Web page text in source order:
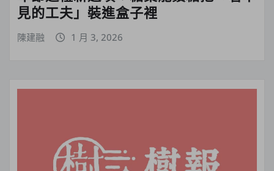
見的工夫」裝進盒子裡
陳建融 1 月 3, 2026